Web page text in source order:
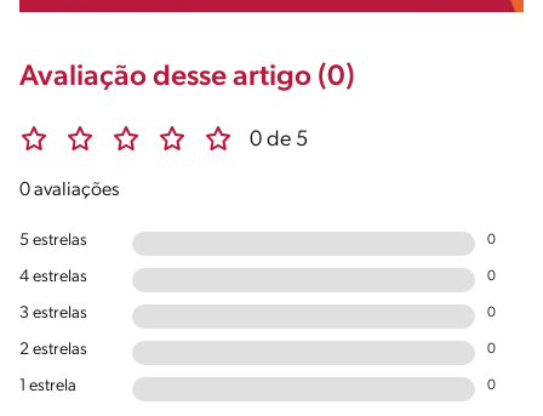
Avaliação desse artigo (0)
0 de 5
0 avaliações
5 estrelas 0
4 estrelas 0
3 estrelas 0
2 estrelas 0
1 estrela 0